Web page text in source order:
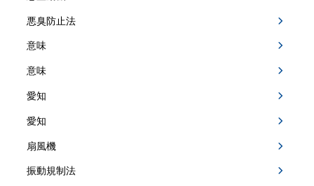
悪臭防止法
意味
意味
愛知
愛知
扇風機
振動規制法